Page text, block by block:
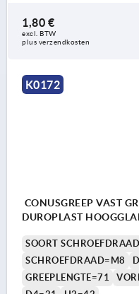
1,80 €
excl. BTW
plus verzendkosten
K0172
CONUSGREEP VAST
DUROPLAST
SOORT
SCHROEFDRAAD=M8
GREEPLENGTE=71